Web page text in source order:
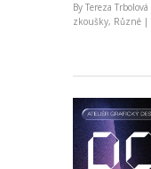
By Tereza Trbolová
zkoušky, Různé |